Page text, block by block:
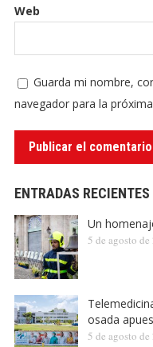
Web
Guarda mi nombre,
navegador para la
ENTRADAS RECIENTES
Un
5 de agosto de
osada
5 de agosto de